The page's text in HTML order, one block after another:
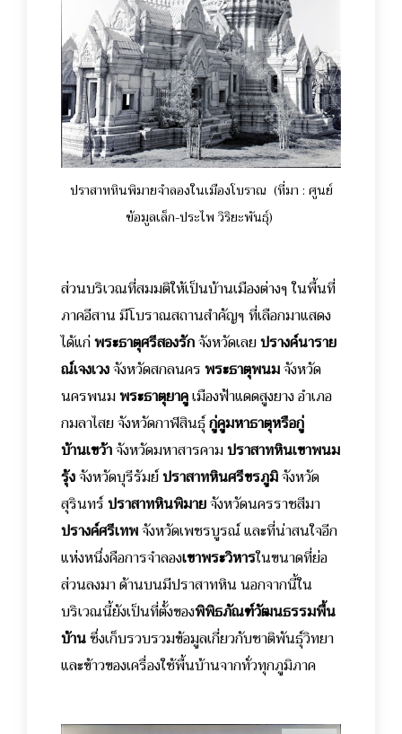
ปราสาทหินพิมายจำลองในเมืองโบราณ (ที่มา : ศูนย์
ข้อมูลเล็ก-ประไพ วิริยะพันธุ์)
ส่วนบริเวณที่สมมติให้เป็นบ้านเมืองต่างๆ ในพื้นที่
ภาคอีสาน มีโบราณสถานสำคัญๆ ที่เลือกมาแสดง
ได้แก่พระธาตุศรีสองรักจังหวัดเลยปรางค์นาราย
ณ์เจงเวงจังหวัดสกลนครพระธาตุพนมจังหวัด
นครพนมพระธาตุยาคูเมืองฟ้าแดดสูงยาง อำเภอ
กมลาไสยจังหวัดกาฬสินธุ์กู่คูมหาธาตุหรือกู่
บ้านเขว้าจังหวัดมหาสารคามปราสาทหินเขาพนม
รุ้งจังหวัดบุรีรัมย์ปราสาทหินศรีขรภูมิจังหวัด
สุรินทร์ปราสาทหินพิมายจังหวัดนครราชสีมา
ปรางค์ศรีเทพจังหวัดเพชรบูรณ์ และที่น่าสนใจอีก
แห่งหนึ่งคือการจำลองเขาพระวิหารในขนาดที่ย่อ
ส่วนลงมา ด้านบนมีปราสาทหิน นอกจากนี้ใน
บริเวณนี้ยังเป็นที่ตั้งของพิพิธภัณฑ์วัฒนธรรมพื้น
บ้านซึ่งเก็บรวบรวมข้อมูลเกี่ยวกับชาติพันธุ์วิทยา
และข้าวของเครื่องใช้พื้นบ้านจากทั่วทุกภูมิภาค